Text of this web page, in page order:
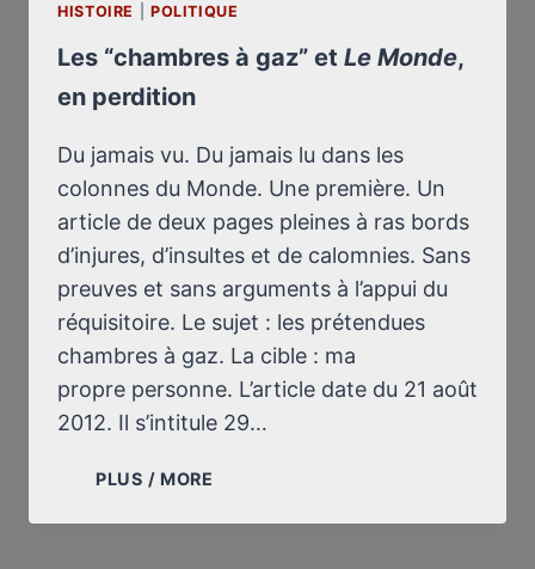
L’ÉCOLE
SUPÉRIEURE
FÉVRIER
2013)
HISTOIRE POLITIQUE
Les “chambres à gaz” et Le Monde,
en perdition
Du jamais vu. Du jamais lu dans les
colonnes du Monde. Une première. Un
article de deux pages pleines à ras bords
d’injures, d’insultes et de calomnies. Sans
preuves et sans arguments à l’appui du
réquisitoire. Le sujet : les prétendues
chambres à gaz. La cible : ma
propre personne. L’article date du 21 août
2012. Il s’intitule 29…
PLUS / MORE